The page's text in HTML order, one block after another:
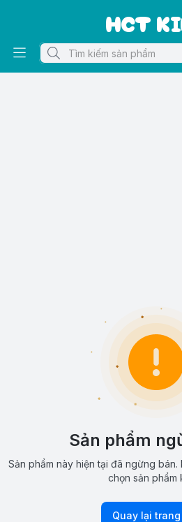
HCT
Sản phẩm
Sản phẩm này hiện tại đã ngừng
chọn sản phẩm
Quay lại